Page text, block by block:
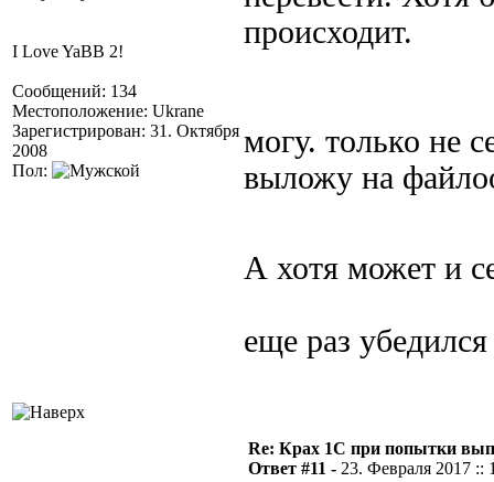
I Love YaBB 2!
Сообщений: 134
Местоположение: Ukrane
Зарегистрирован: 31. Октября
2008
Пол:
происходит.
могу. только не
выложу на
А хотя может и
еще раз
Re: Крах 1С при попытки
Ответ #11 - 23. Февраля 2017 ::